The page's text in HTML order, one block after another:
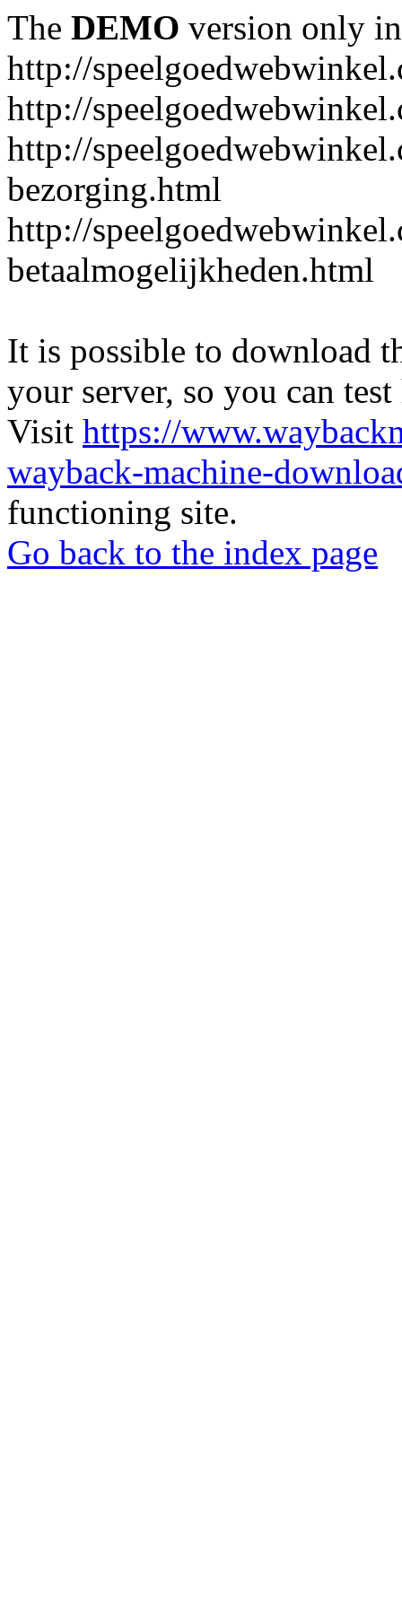
The DEMO version only
http://
http://
http://
bezorging.html
http://
betaalmogelijkheden.html
It is possible to download
your server, so you can
Visit https://
wayback-machine-
functioning site.
Go back to the index page